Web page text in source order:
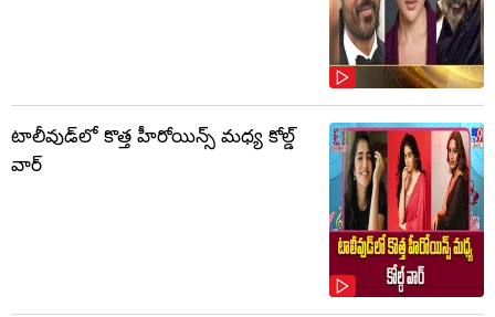
టాలీవుడ్‌లో కొత్త హీరోయిన్స్ మధ్య కోల్డ్
వార్